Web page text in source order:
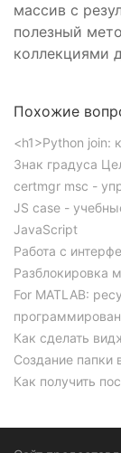
массив с
полезный
коллекциями
Похожие
<h1>Python join:
Знак градуса
certmgr msc -
JS case -
JavaScript
Работа с
Разблокировка
For MATLAB:
Как сделать
Создание папки
Как получить